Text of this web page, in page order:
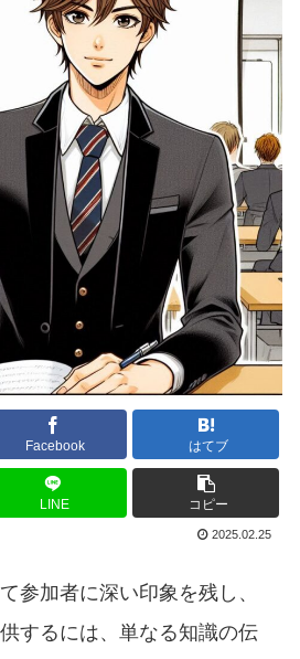
Facebook はてブ
LINE コピー
2025.02.25
参加者に深い印象を残し、
するには、単なる知識の伝